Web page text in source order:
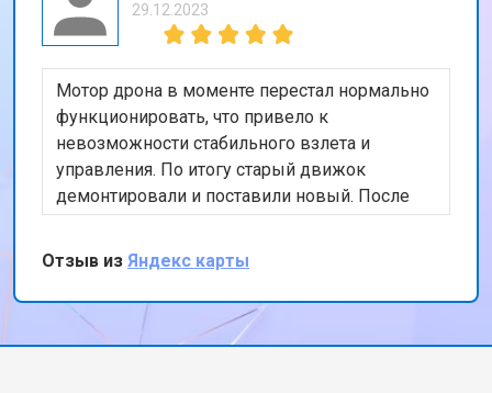
29.12.2023
Мотор дрона в моменте перестал нормально
функционировать, что привело к
невозможности стабильного взлета и
управления. По итогу старый движок
демонтировали и поставили новый. После
тестового полета, подписал бумаги и принял
коптер, сервисом остался доволен
Отзыв из Яндекс карты